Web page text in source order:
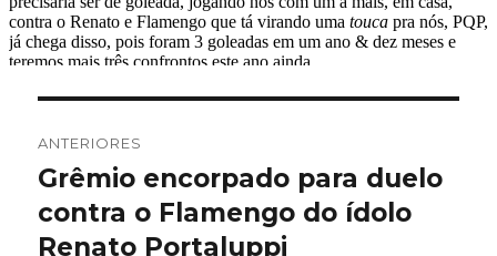
de
Post
ANTERIORES
Post
anterior:
Grêmio encorpado para duelo
contra o Flamengo do ídolo
Renato Portaluppi